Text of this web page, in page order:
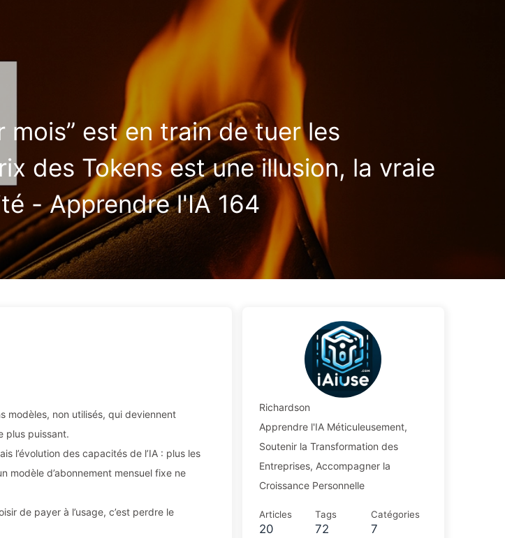
Tags Catégories
est en train de tuer les
des Tokens est une illusion, la vraie
- Apprendre l'IA 164
modèles, non utilisés, qui deviennent
plus puissant.
l’évolution des capacités de l’IA : plus les
modèle d’abonnement mensuel fixe ne
de payer à l’usage, c’est perdre le
Richardson
Apprendre l'IA Méticuleusement,
Soutenir la Transformation des
Entreprises, Accompagner la
Croissance Personnelle
Articles
20
Tags
72
Catégories
7